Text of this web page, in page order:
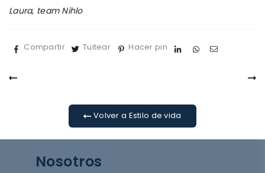
Laura, team Nihlo
Compartir Tuitear Hacer pin
Volver a Estilo de vida
Nosotros